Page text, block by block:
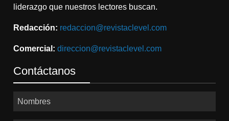
liderazgo que nuestros lectores buscan.
Redacción: redaccion@revistaclevel.com
Comercial: direccion@revistaclevel.com
Contáctanos
Nombres